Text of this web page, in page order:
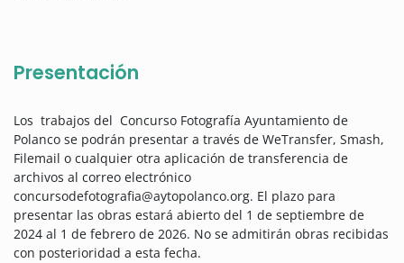
Presentación
Los trabajos del Concurso Fotografía Ayuntamiento de
Polanco se podrán presentar a través de WeTransfer, Smash,
Filemail o cualquier otra aplicación de transferencia de
archivos al correo electrónico
concursodefotografia@aytopolanco.org. El plazo para
presentar las obras estará abierto del 1 de septiembre de
2024 al 1 de febrero de 2026. No se admitirán obras recibidas
con posterioridad a esta fecha.